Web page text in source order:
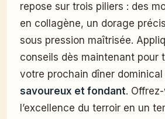
repose sur trois piliers : des
en collagène, un dorage
sous pression maîtrisée.
conseils dès maintenant pour
votre prochain dîner dominical
savoureux et fondant.
l’excellence du terroir en un